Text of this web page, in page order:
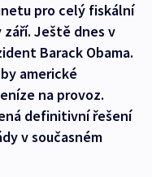
pro celý fiskální
Ještě dnes v
Barack Obama.
americké
na provoz.
definitivní řešení
v současném